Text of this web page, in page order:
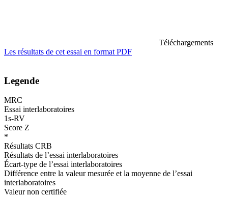
Téléchargements
Les résultats de cet essai en format PDF
Legende
MRC
Essai interlaboratoires
1s-RV
Score Z
*
Résultats CRB
Résultats de l’essai interlaboratoires
Écart-type de l’essai interlaboratoires
Différence entre la valeur mesurée et la moyenne de l’essai
interlaboratoires
Valeur non certifiée